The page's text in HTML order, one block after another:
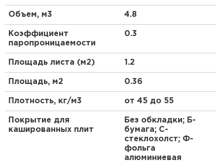
Объем, м3 4.8
Коэффициент
паропроницаемости
0.3
Площадь листа (м2) 1.2
Площадь, м2 0.36
Плотность, кг/м3 от 45 до 55
Покрытие для
кашированных плит
Без обкладки; Б-
бумага; С-
стеклохолст; Ф-
фольга
алюминиевая
Рулонная кровля Брит
ПЕРЕЙТИ
Утеплитель Knauf
Утеплитель Isoroc